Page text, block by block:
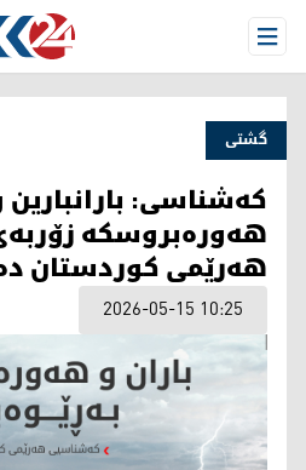
Open Menu
گشتی
کەشناسی: بارانبارین
هەورەبروسکە
هەرێمی کوردستان
2026-05-15 10:25